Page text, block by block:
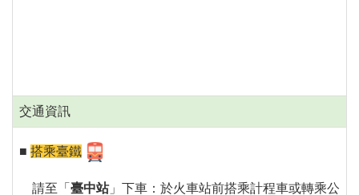
交通資訊
■ 搭乘臺鐵
請至「 臺中站」下車：於火車站前搭乘計程車或轉乘公